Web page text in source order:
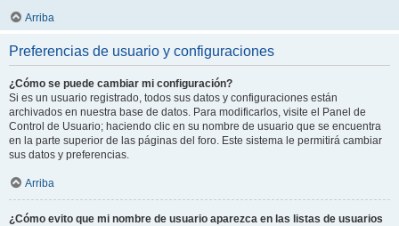
Arriba
Preferencias de usuario y configuraciones
¿Cómo se puede cambiar mi configuración?
Si es un usuario registrado, todos sus datos y configuraciones están
archivados en nuestra base de datos. Para modificarlos, visite el Panel de
Control de Usuario; haciendo clic en su nombre de usuario que se encuentra
en la parte superior de las páginas del foro. Este sistema le permitirá cambiar
sus datos y preferencias.
Arriba
¿Cómo evito que mi nombre de usuario aparezca en las listas de usuarios